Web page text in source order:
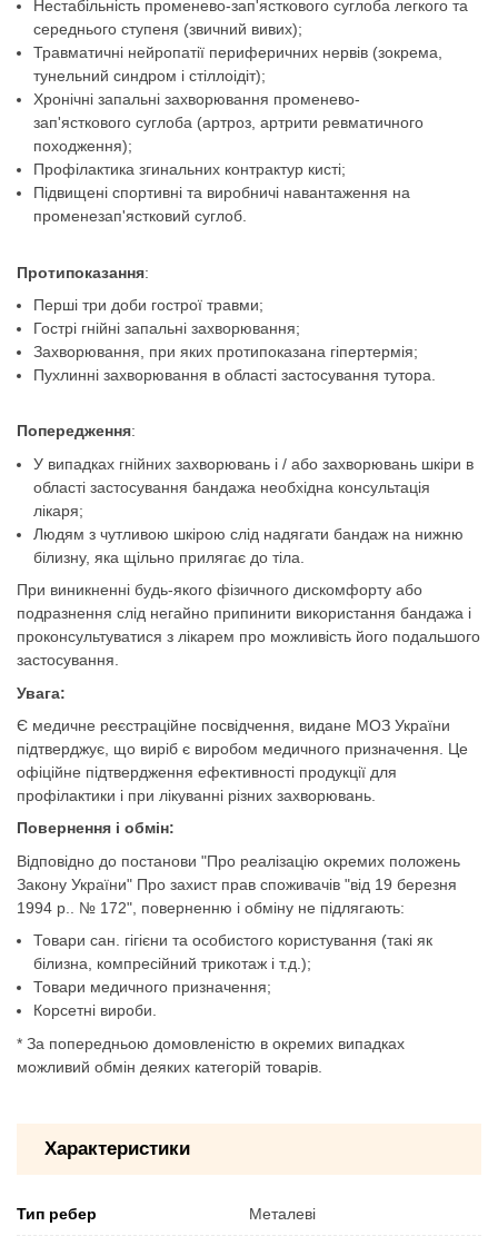
Нестабільність променево-зап'ясткового суглоба легкого та
середнього ступеня (звичний вивих);
Травматичні нейропатії периферичних нервів (зокрема,
тунельний синдром і стіллоідіт);
Хронічні запальні захворювання променево-
зап'ясткового суглоба (артроз, артрити ревматичного
походження);
Профілактика згинальних контрактур кисті;
Підвищені спортивні та виробничі навантаження на
променезап'ястковий суглоб.
Протипоказання:
Перші три доби гострої травми;
Гострі гнійні запальні захворювання;
Захворювання, при яких протипоказана гіпертермія;
Пухлинні захворювання в області застосування тутора.
Попередження:
У випадках гнійних захворювань і / або захворювань шкіри в
області застосування бандажа необхідна консультація
лікаря;
Людям з чутливою шкірою слід надягати бандаж на нижню
білизну, яка щільно прилягає до тіла.
При виникненні будь-якого фізичного дискомфорту або
подразнення слід негайно припинити використання бандажа і
проконсультуватися з лікарем про можливість його подальшого
застосування.
Увага:
Є медичне реєстраційне посвідчення, видане МОЗ України
підтверджує, що виріб є виробом медичного призначення. Це
офіційне підтвердження ефективності продукції для
профілактики і при лікуванні різних захворювань.
Повернення і обмін:
Відповідно до постанови "Про реалізацію окремих положень
Закону України" Про захист прав споживачів "від 19 березня
1994 р.. № 172", поверненню і обміну не підлягають:
Товари сан. гігієни та особистого користування (такі як
білизна, компресійний трикотаж і т.д.);
Товари медичного призначення;
Корсетні вироби.
* За попередньою домовленістю в окремих випадках
можливий обмін деяких категорій товарів.
Характеристики
Тип ребер Металеві